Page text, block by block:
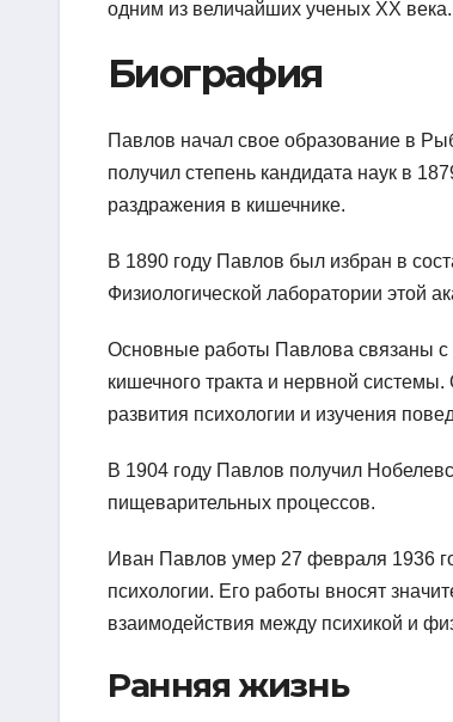
одним из величайших ученых XX века.
Биография
Павлов начал свое образование в
получил степень кандидата наук в
раздражения в кишечнике.
В 1890 году Павлов был избран в
Физиологической лаборатории этой
Основные работы Павлова связаны с
кишечного тракта и нервной
развития психологии и изучения
В 1904 году Павлов получил
пищеварительных процессов.
Иван Павлов умер 27 февраля 1936
психологии. Его работы вносят
взаимодействия между психикой и
Ранняя жизнь